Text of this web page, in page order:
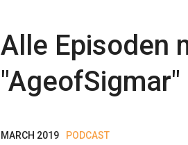
Alle Episoden
"AgeofSigmar"
MARCH 2019 PODCAST